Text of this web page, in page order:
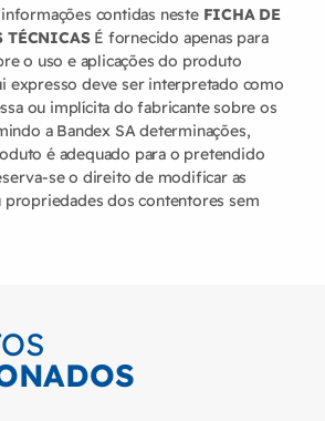
contidas neste FICHA DE
TÉCNICASÉ fornecido apenas para
o uso e aplicações do produto
expresso deve ser interpretado como
ou implícita do fabricante sobre os
a Bandex SA determinações,
é adequado para o pretendido
se o direito de modificar as
propriedades dos contentores sem